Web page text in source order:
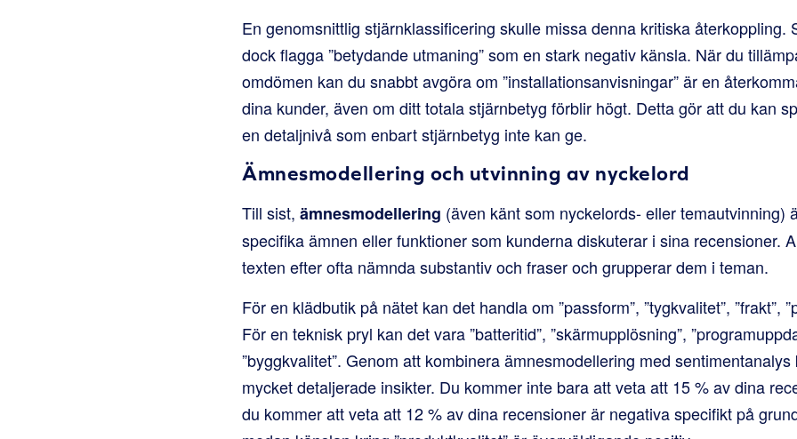
En genomsnittlig stjärnklassificering skulle missa denna kritiska återkoppling.
dock flagga ”betydande utmaning” som en stark negativ känsla. När du
omdömen kan du snabbt avgöra om ”installationsanvisningar” är en
dina kunder, även om ditt totala stjärnbetyg förblir högt. Detta gör att du kan
en detaljnivå som enbart stjärnbetyg inte kan ge.
Ämnesmodellering och utvinning av nyckelord
Till sist, ämnesmodellering (även känt som nyckelords- eller temautvinning)
specifika ämnen eller funktioner som kunderna diskuterar i sina recensioner.
texten efter ofta nämnda substantiv och fraser och grupperar dem i teman.
För en klädbutik på nätet kan det handla om ”passform”, ”tygkvalitet”, ”frakt”,
För en teknisk pryl kan det vara ”batteritid”, ”skärmupplösning”,
”byggkvalitet”. Genom att kombinera ämnesmodellering med
mycket detaljerade insikter. Du kommer inte bara att veta att 15 % av dina
du kommer att veta att 12 % av dina recensioner är negativa specifikt på